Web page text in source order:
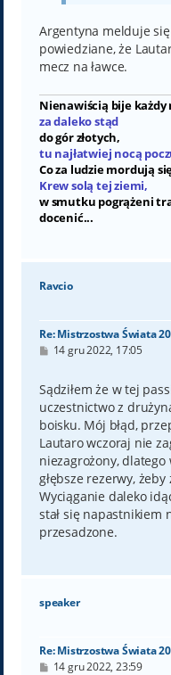
Argentyna melduje
powiedziane, że
mecz na ławce.
Nienawiścią bije
za daleko stąd
do gór złotych,
tu najłatwiej nocą
Co za ludzie mordują
Krew solą tej ziemi,
w smutku pogrążeni
docenić...
Ravcio
Re: Mistrzostwa Świata
P
t
14 gru 2022, 17:05
Sądziłem że w tej
uczestnictwo z
boisku. Mój błąd,
Lautaro wczoraj nie
niezagrożony,
głębsze rezerwy,
Wyciąganie daleko
stał się napastnikiem
przesadzone.
speaker
Re: Mistrzostwa Świata
P14 gru 2022, 23:59